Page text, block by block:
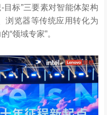
目标”三要素对智能体架构
浏览器等传统应用转化为
“领域专家”。